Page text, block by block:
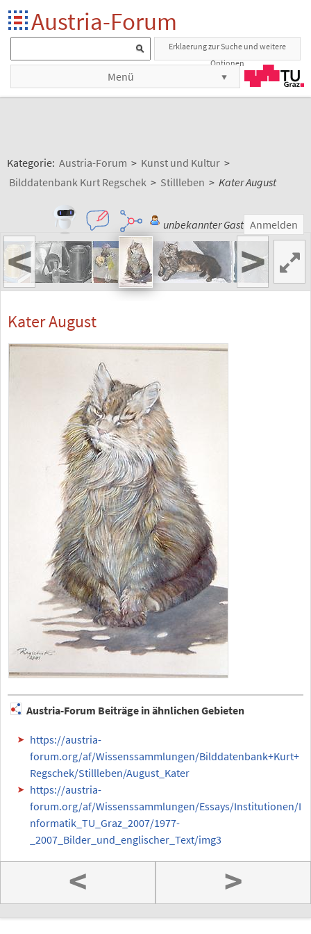
Austria-Forum
Erklaerung zur Suche und weitere
Optionen
Menü
Kategorie: Austria-Forum > Kunst und Kultur >
Bilddatenbank Kurt Regschek > Stillleben > Kater August
unbekannter Gast Anmelden
< >
Kater August
Austria-Forum Beiträge in ähnlichen Gebieten
https://austria-
forum.org/af/Wissenssammlungen/Bilddatenbank+Kurt+
Regschek/Stillleben/August_Kater
https://austria-
forum.org/af/Wissenssammlungen/Essays/Institutionen/I
nformatik_TU_Graz_2007/1977-
_2007_Bilder_und_englischer_Text/img3
< >